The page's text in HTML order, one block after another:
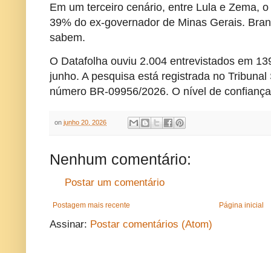
Em um terceiro cenário, entre Lula e Zema,
39% do ex-governador de Minas Gerais.
sabem.
O Datafolha ouviu 2.004 entrevistados em
junho. A pesquisa está registrada no
número BR-09956/2026. O nível de
onjunho 20, 2026
Nenhum comentário:
Postar um comentário
Postagem mais recente Página inicial
Assinar: Postar comentários (Atom)